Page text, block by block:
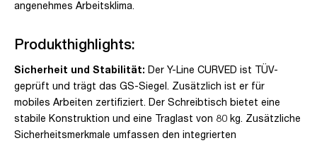
angenehmes Arbeitsklima.
Produkthighlights:
Sicherheit und Stabilität: Der Y-Line CURVED ist TÜV-
geprüft und trägt das GS-Siegel. Zusätzlich ist er für
mobiles Arbeiten zertifiziert. Der Schreibtisch bietet eine
stabile Konstruktion und eine Traglast von 80 kg. Zusätzliche
Sicherheitsmerkmale umfassen den integrierten